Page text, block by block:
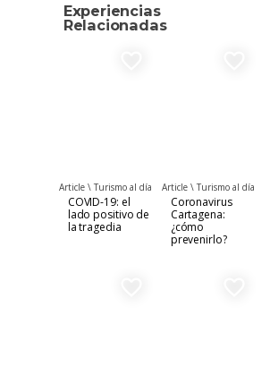
Experiencias
Relacionadas
Article \ Turismo al día
COVID-19: el
lado positivo de
la tragedia
Article \ Turismo al día
Coronavirus
Cartagena:
¿cómo
prevenirlo?